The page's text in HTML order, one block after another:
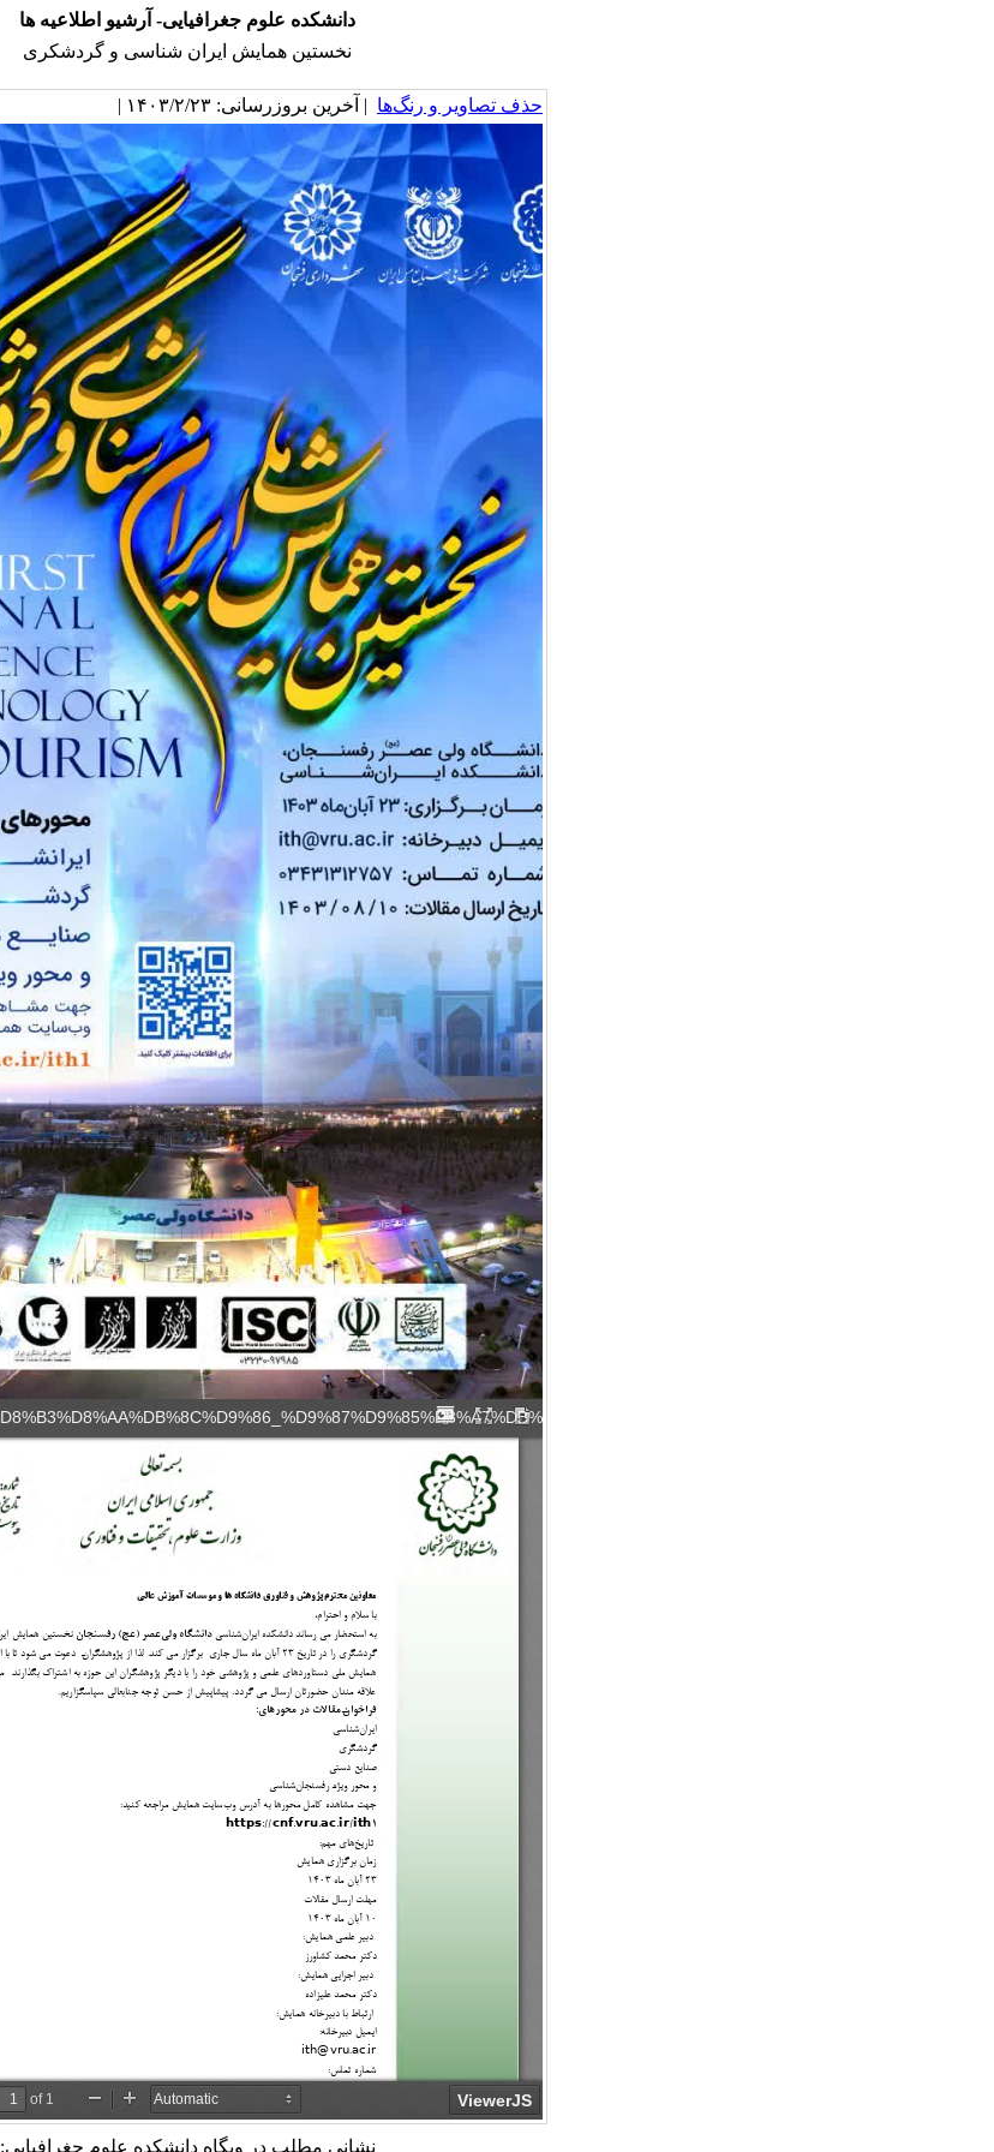
دانشکده علوم جغرافیایی- آرشیو اطلاعیه ها
نخستین همایش ایران شناسی و گردشکری
حذف تصاویر و رنگ‌ها | آخرین بروزرسانی: ۱۴۰۳/۲/۲۳ |
نشانی مطلب در وبگاه دانشکده علوم جغرافیایی: